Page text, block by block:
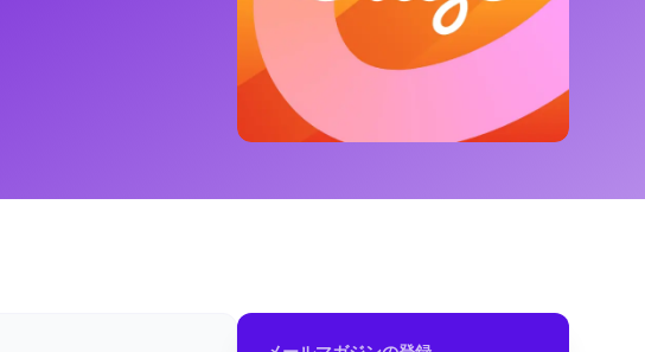
レビュー日本語版
今年で6回目となるカスタマーエンゲージメント
レビュー（CER）では、2,200名以上のマーケテ
ィング責任者を対象に調査を実施し、750以上の
ブランドに及ぶ60億件以上のデータポイントを